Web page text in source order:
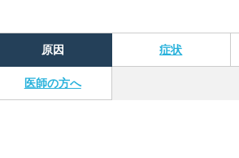
原因 症状
医師の方へ